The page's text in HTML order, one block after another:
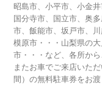
昭島市、小平市、小金
国分寺市、国立市、奥
市、飯能市、坂戸市、
模原市・・・山梨県の
市・・・など、各所か
またお車でご来店いた
間）の無料駐車券をお